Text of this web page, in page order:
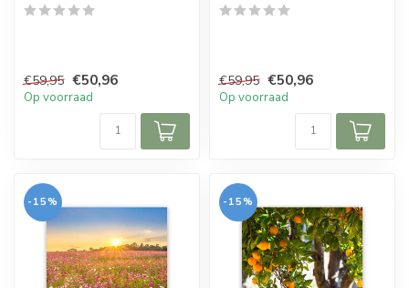
€59,95 €50,96
Op voorraad
€59,95 €50,96
Op voorraad
-15% -15%